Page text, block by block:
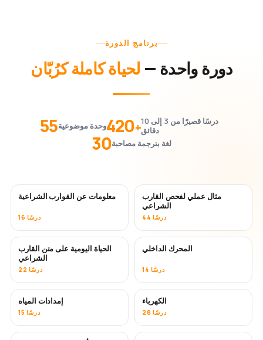
برنامج الدورة
دورة واحدة — لحياة كاملة كرُبّان
55وحدة موضوعية420+درسًا قصيرًا من 3 إلى 10
دقائق
30لغة بترجمة مصاحبة
معلومات عن القوارب الشراعية
16 درسًا
مثال عملي لفحص القارب
الشراعي
44 درسًا
الحياة اليومية على متن القارب
الشراعي
22 درسًا
المحرك الداخلي
14 درسًا
إمدادات المياه
15 درسًا
الكهرباء
28 درسًا